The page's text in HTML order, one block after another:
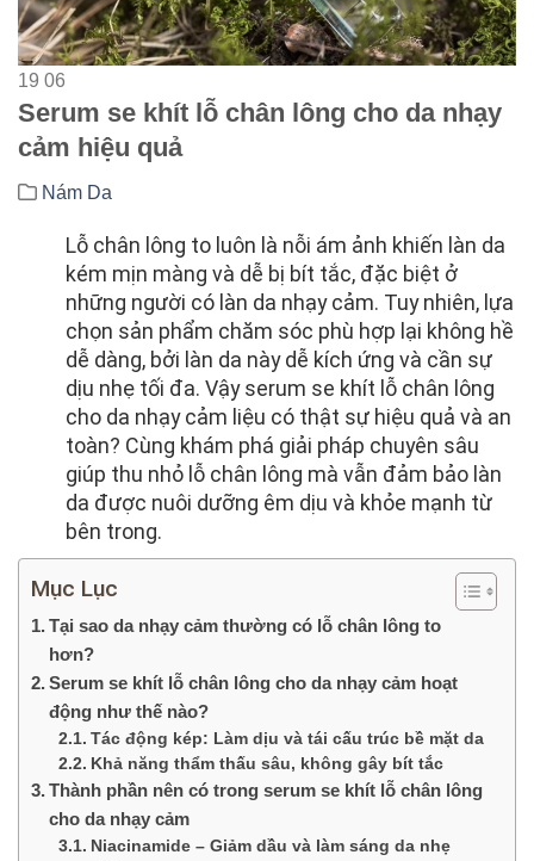
19 06
Serum se khít lỗ chân lông cho da nhạy
cảm hiệu quả
Nám Da
Lỗ chân lông to luôn là nỗi ám ảnh khiến làn da
kém mịn màng và dễ bị bít tắc, đặc biệt ở
những người có làn da nhạy cảm. Tuy nhiên, lựa
chọn sản phẩm chăm sóc phù hợp lại không hề
dễ dàng, bởi làn da này dễ kích ứng và cần sự
dịu nhẹ tối đa. Vậy serum se khít lỗ chân lông
cho da nhạy cảm liệu có thật sự hiệu quả và an
toàn? Cùng khám phá giải pháp chuyên sâu
giúp thu nhỏ lỗ chân lông mà vẫn đảm bảo làn
da được nuôi dưỡng êm dịu và khỏe mạnh từ
bên trong.
Mục Lục
Tại sao da nhạy cảm thường có lỗ chân lông to
hơn?
Serum se khít lỗ chân lông cho da nhạy cảm hoạt
động như thế nào?
Tác động kép: Làm dịu và tái cấu trúc bề mặt da
Khả năng thẩm thấu sâu, không gây bít tắc
Thành phần nên có trong serum se khít lỗ chân lông
cho da nhạy cảm
Niacinamide – Giảm dầu và làm sáng da nhẹ